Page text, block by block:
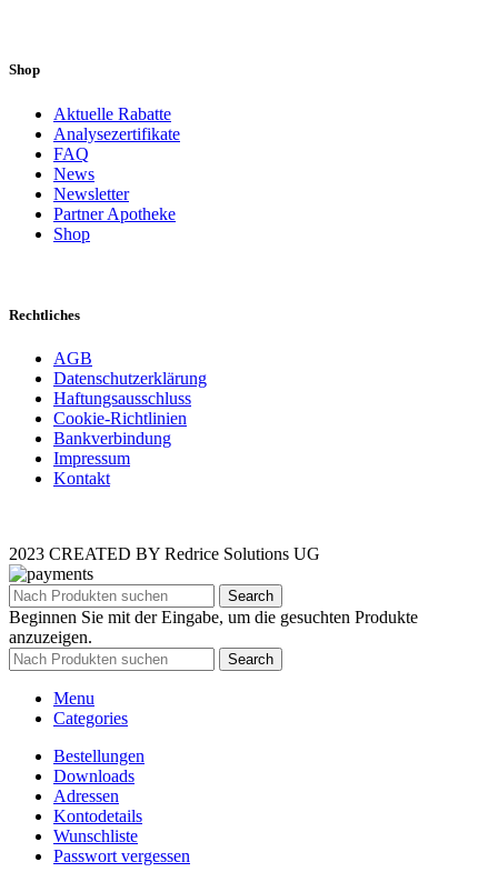
Shop
Aktuelle Rabatte
Analysezertifikate
FAQ
News
Newsletter
Partner Apotheke
Shop
Rechtliches
AGB
Datenschutzerklärung
Haftungsausschluss
Cookie-Richtlinien
Bankverbindung
Impressum
Kontakt
2023 CREATED BY Redrice Solutions UG
Search
Beginnen Sie mit der Eingabe, um die gesuchten Produkte
anzuzeigen.
Search
Menu
Categories
Bestellungen
Downloads
Adressen
Kontodetails
Wunschliste
Passwort vergessen